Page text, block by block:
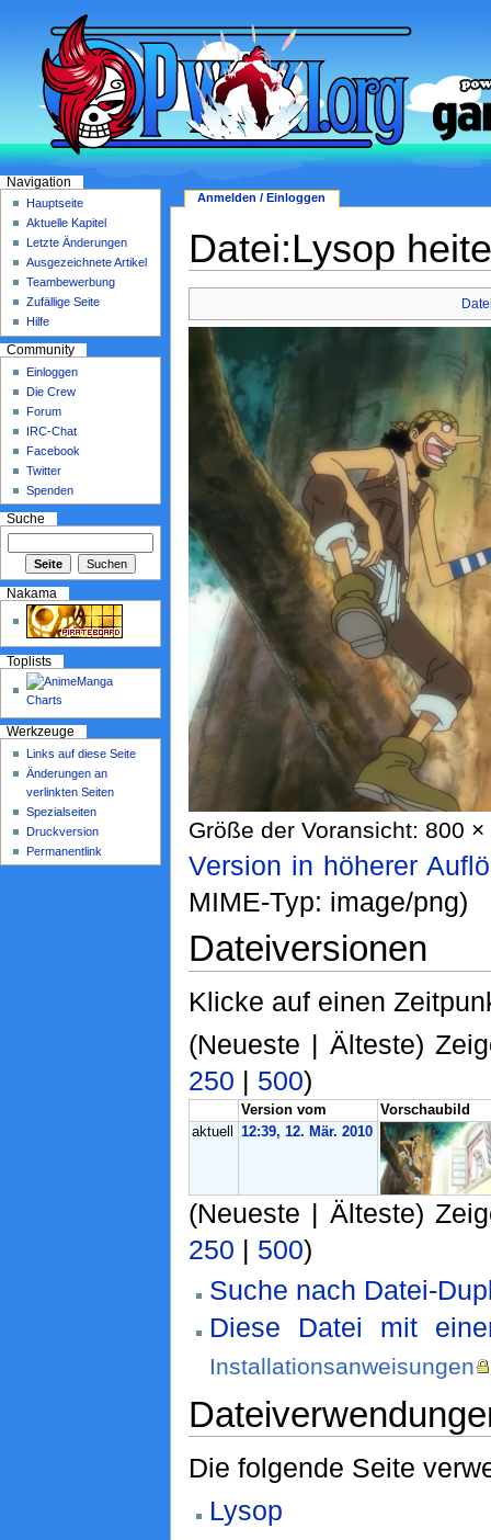
Datei:Lysop
Größe der Voransicht: 800
Version in höherer
MIME-Typ: image/png)
Dateiversionen
Klicke auf einen
(Neueste | Älteste)
250 | 500)
Version vom
Vorschaubild
aktuell
12:39, 12. Mär. 2010
(Neueste | Älteste)
250 | 500)
Suche nach Datei-
Diese Datei mit
Installationsanweisungen
Die folgende Seite
Lysop
Anmelden / Einloggen
Navigation
Hauptseite
Aktuelle Kapitel
Letzte Änderungen
Ausgezeichnete Artikel
Teambewerbung
Zufällige Seite
Hilfe
Community
Einloggen
Die Crew
Forum
IRC-Chat
Facebook
Twitter
Spenden
Suche
Nakama
Toplists
Werkzeuge
Links auf diese Seite
Änderungen an
verlinkten Seiten
Spezialseiten
Druckversion
Permanentlink